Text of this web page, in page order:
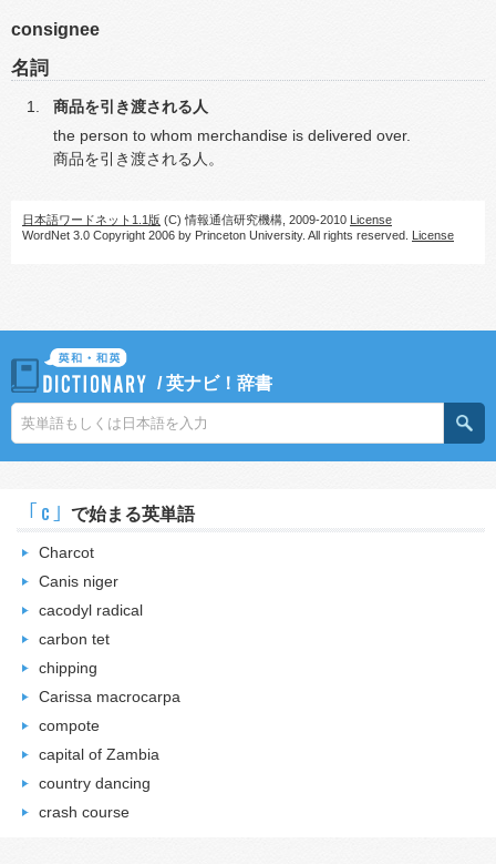
consignee
名詞
商品を引き渡される人
the person to whom merchandise is delivered over.
商品を引き渡される人。
日本語ワードネット1.1版 (C) 情報通信研究機構, 2009-2010 License
WordNet 3.0 Copyright 2006 by Princeton University. All rights reserved. License
/英ナビ！辞書
｢c｣ で始まる英単語
Charcot
Canis niger
cacodyl radical
carbon tet
chipping
Carissa macrocarpa
compote
capital of Zambia
country dancing
crash course